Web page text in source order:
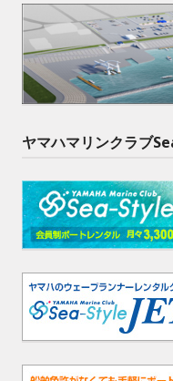
ヤマハマリンクラブ